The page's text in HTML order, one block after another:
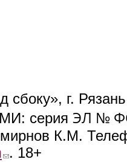
сбоку», г.
серия ЭЛ №
К.М.
(link sends e-mail)
. 18+